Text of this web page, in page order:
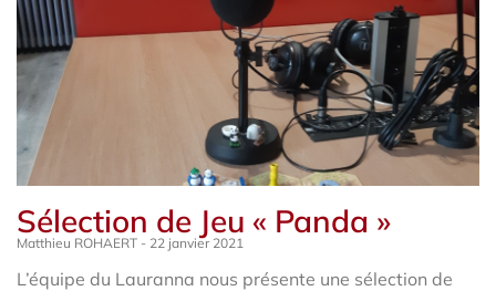
Sélection de Jeu « Panda »
Matthieu ROHAERT 22 janvier 2021
L’équipe du Lauranna nous présente une sélection de